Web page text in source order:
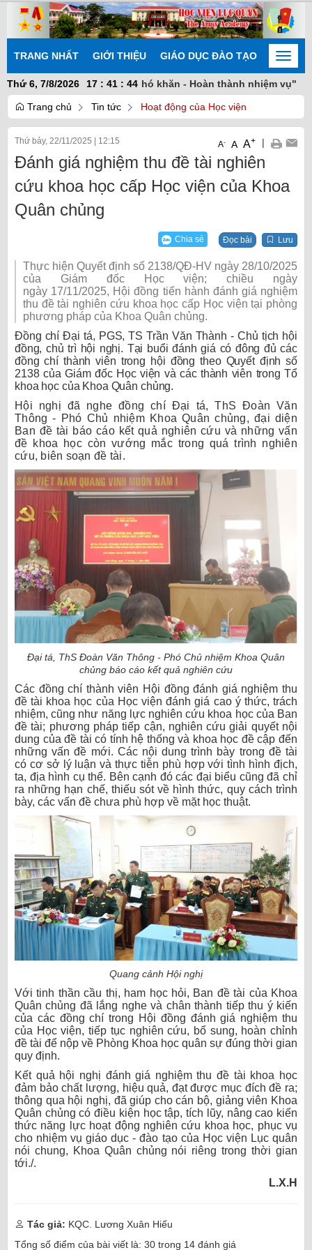
TRANG NHẤT GIỚI THIỆU GIÁO DỤC ĐÀO TẠO
Toggle
Thứ 6, 7/8/2026
17 : 41 : 45
tạo - Khắc phục khó khăn - Hoàn thành nhiệm vụ"
Trang chủ Tin tức Hoạt động của Học viện
Thứ bảy, 22/11/2025 12:15 A- A A+ |
Đánh giá nghiệm thu đề tài nghiên
cứu khoa học cấp Học viện của Khoa
Quân chủng
Chia sẻ Đọc bài Lưu
Thực hiện Quyết định số 2138/QĐ-HV ngày 28/10/2025
của Giám đốc Học viện; chiều ngày
ngày 17/11/2025, Hội đồng tiến hành đánh giá nghiệm
thu đề tài nghiên cứu khoa học cấp Học viện tại phòng
phương pháp của Khoa Quân chủng.
Đồng chí Đại tá, PGS, TS Trần Văn Thành - Chủ tịch hội
đồng, chủ trì hội nghị. Tại buổi đánh giá có đông đủ các
đồng chíthành viên trong hội đồng theo Quyết định số
2138 của Giám đốc Học viện và các thành viên trong Tổ
khoa học của Khoa Quân chủng.
Hội nghị đã nghe đồng chí Đại tá, ThS Đoàn Văn
Thông - Phó Chủ nhiệm Khoa Quân chủng, đại diện
Ban đề tài báo cáo kết quả nghiên cứu và những vấn
đề khoa học còn vướng mắc trong quá trình nghiên
cứu, biên soạn đề tài.
Đại tá, ThS Đoàn Văn Thông - Phó Chủ nhiệm Khoa Quân
chủng báo cáo kết quả nghiên cứu
Các đồng chí thành viên Hội đồng đánh giá nghiệm thu
đề tài khoa học của Học việnđánh giá cao ý thức, trách
nhiệm, cũng như năng lực nghiên cứu khoa học của Ban
đề tài; phương pháp tiếp cận, nghiên cứu giải quyết nội
dung củađề tàicó tính hệ thống và khoa học đề cập đến
những vấn đề mới. Các nội dung trình bày trong đề tài
có cơ sở lý luận và thực tiễn phù hợp với tình hình địch,
ta, địa hình cụ thể. Bên cạnh đó các đại biểu cũng đã chỉ
ra những hạn chế, thiếu sót về hình thức, quy cách trình
bày, các vấn đề chưa phù hợp về mặt học thuật.
Quang cảnh Hội nghị
Với tinh thần cầu thị, ham học hỏi, Ban đề tài của Khoa
Quân chủng đã lắng nghe và chân thành tiếp thu ý kiến
của các đồng chí trong Hội đồng đánh giá nghiệm thu
của Học viện, tiếp tục nghiên cứu, bổ sung, hoàn chỉnh
đề tài để nộp về Phòng Khoa học quân sự đúng thời gian
quy định.
Kết quả hội nghị đánh giá nghiệm thu đề tài khoa học
đảm bảo chất lượng, hiệu quả, đạt được mục đích đề ra;
thông qua hội nghị, đã giúp cho cán bộ, giảng viên Khoa
Quân chủng có điều kiện học tập, tích lũy, nâng cao kiến
thức năng lực hoạt động nghiên cứu khoa học, phục vụ
cho nhiệm vụ giáo dục - đào tạo của Học viện Lục quân
nói chung, Khoa Quân chủng nói riêng trong thời gian
tới./.
L.X.H
Tác giả: KQC. Lương Xuân Hiếu
Tổng số điểm của bài viết là: 30 trong 14 đánh giá